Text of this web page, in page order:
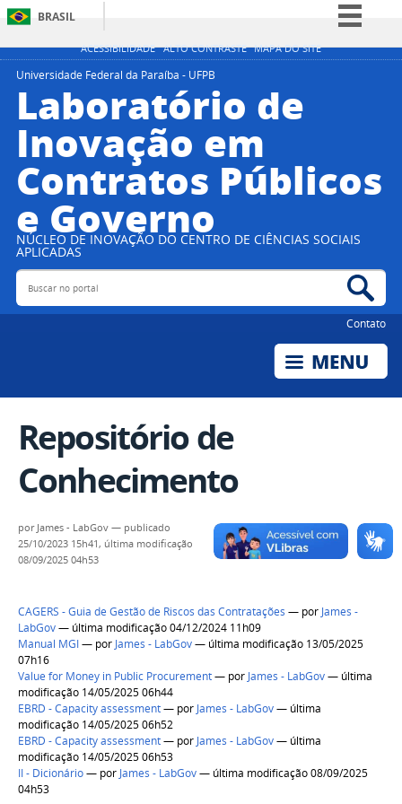
ACESSIBILIDADE ALTO CONTRASTE MAPA DO SITE
BRASIL
Simplifique!
Participe
Legislação
Canais
Universidade Federal da Paraíba - UFPB
Laboratório de
Inovação em
Contratos Públicos
e Governo
NÚCLEO DE INOVAÇÃO DO CENTRO DE CIÊNCIAS SOCIAIS
APLICADAS
Buscar no portal
Contato
Repositório de
Conhecimento
por James - LabGov — publicado
25/10/2023 15h41, última modificação
08/09/2025 04h53
CAGERS - Guia de Gestão de Riscos das Contratações — por James -
LabGov— última modificação 04/12/2024 11h09
Manual MGI— por James - LabGov— última modificação 13/05/2025
07h16
Value for Money in Public Procurement— por James - LabGov— última
modificação 14/05/2025 06h44
EBRD - Capacity assessment— por James - LabGov— última
modificação 14/05/2025 06h52
EBRD - Capacity assessment— por James - LabGov— última
modificação 14/05/2025 06h53
II - Dicionário— por James - LabGov— última modificação 08/09/2025
04h53